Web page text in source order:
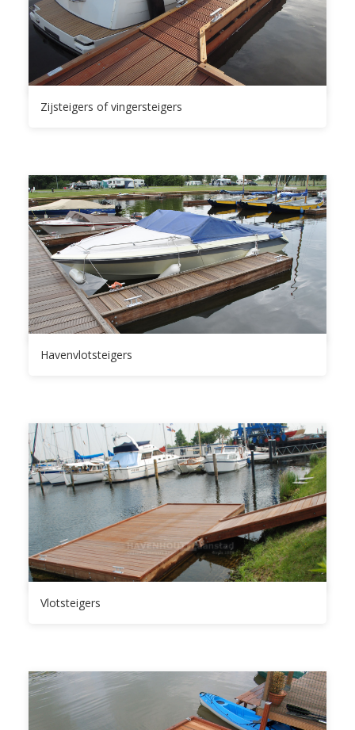
Zijsteigers of vingersteigers
Havenvlotsteigers
Vlotsteigers